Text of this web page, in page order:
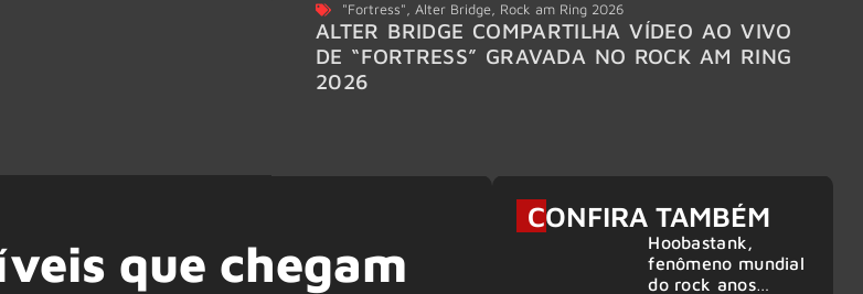
"Fortress",Alter Bridge, Rock am Ring 2026
ALTER BRIDGE COMPARTILHA VÍDEO AO VIVO
DE “FORTRESS” GRAVADA NO ROCK AM RING
2026
que chegam
CONFIRA TAMBÉM
Hoobastank,
fenômeno mundial
do rock anos